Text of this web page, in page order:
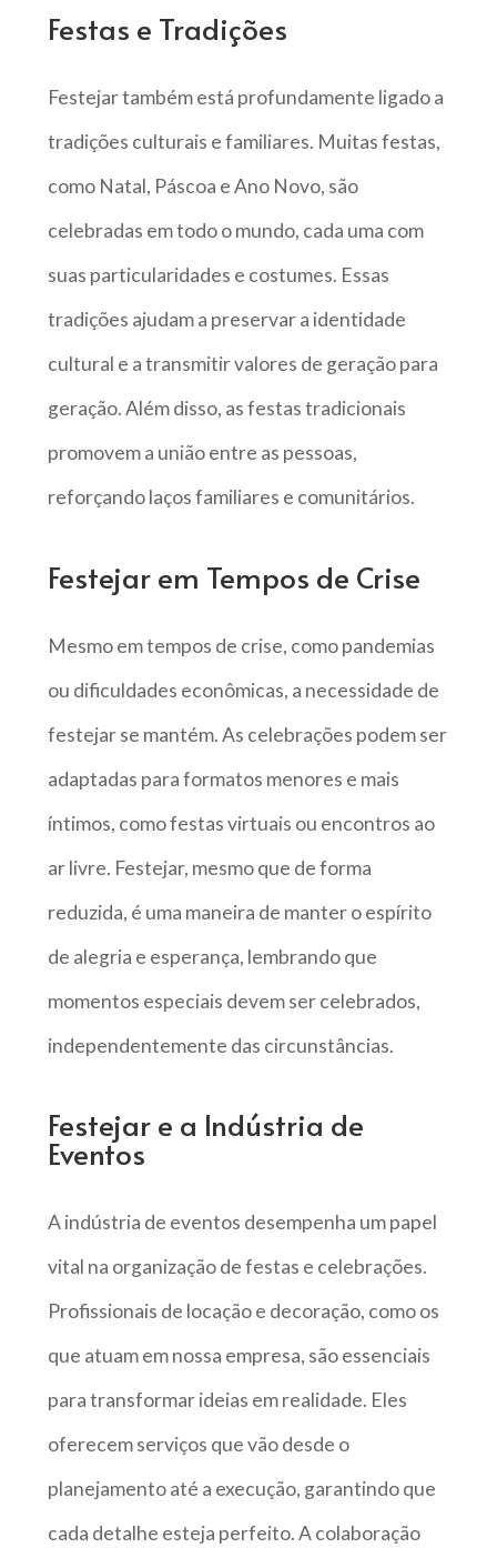
Festas e Tradições
Festejar também está profundamente ligado a
tradições culturais e familiares. Muitas festas,
como Natal, Páscoa e Ano Novo, são
celebradas em todo o mundo, cada uma com
suas particularidades e costumes. Essas
tradições ajudam a preservar a identidade
cultural e a transmitir valores de geração para
geração. Além disso, as festas tradicionais
promovem a união entre as pessoas,
reforçando laços familiares e comunitários.
Festejar em Tempos de Crise
Mesmo em tempos de crise, como pandemias
ou dificuldades econômicas, a necessidade de
festejar se mantém. As celebrações podem ser
adaptadas para formatos menores e mais
íntimos, como festas virtuais ou encontros ao
ar livre. Festejar, mesmo que de forma
reduzida, é uma maneira de manter o espírito
de alegria e esperança, lembrando que
momentos especiais devem ser celebrados,
independentemente das circunstâncias.
Festejar e a Indústria de
Eventos
A indústria de eventos desempenha um papel
vital na organização de festas e celebrações.
Profissionais de locação e decoração, como os
que atuam em nossa empresa, são essenciais
para transformar ideias em realidade. Eles
oferecem serviços que vão desde o
planejamento até a execução, garantindo que
cada detalhe esteja perfeito. A colaboração